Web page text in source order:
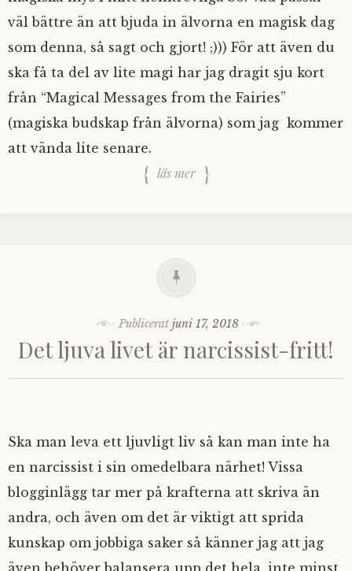
väl bättre än att bjuda in älvorna en magisk dag
som denna, så sagt och gjort! ;))) För att även du
ska få ta del av lite magi har jag dragit sju kort
från “Magical Messages from the Fairies”
(magiska budskap från älvorna) som jag kommer
att vända lite senare.
läs mer
Publicerat juni 17, 2018
Det ljuva livet är narcissist-fritt!
Ska man leva ett ljuvligt liv så kan man inte ha
en narcissist i sin omedelbara närhet! Vissa
blogginlägg tar mer på krafterna att skriva än
andra, och även om det är viktigt att sprida
kunskap om jobbiga saker så känner jag att jag
även behöver balansera upp det hela, inte minst